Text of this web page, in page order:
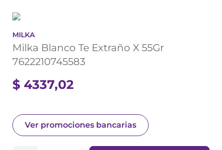
MILKA
Milka Blanco Te Extraño X 55Gr
7622210745583
$ 4337,02
Ver promociones bancarias